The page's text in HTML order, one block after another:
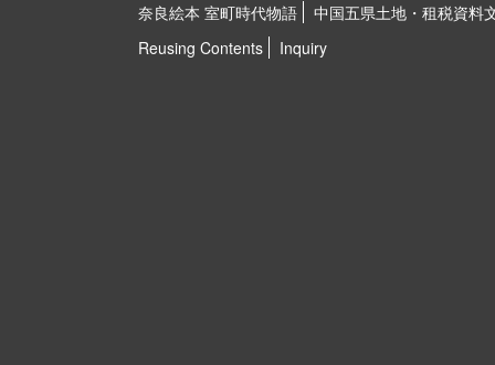
奈良絵本 室町時代物語
中国五県土地・租税資料
Reusing Contents
Inquiry